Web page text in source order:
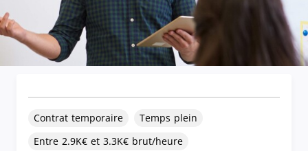
Contrat temporaire
Temps plein
Entre 2.9K€ et 3.3K€ brut/heure